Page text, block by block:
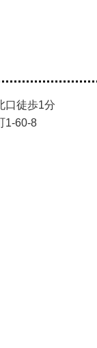
口徒歩1分
1-60-8